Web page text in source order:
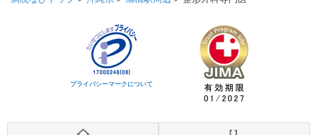
プライバシーマークについて